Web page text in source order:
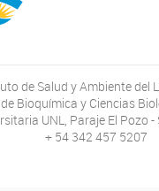
de Salud y Ambiente del
Bioquímica y Ciencias
UNL, Paraje El Pozo
+ 54 342 457 5207